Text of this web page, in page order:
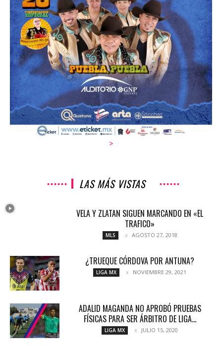
>
LAS MÁS VISTAS
VELA Y ZLATAN SIGUEN MARCANDO EN «EL
TRAFICO»
MLS AGOSTO 27, 2018
¿TRUEQUE CÓRDOVA POR ANTUNA?
LIGA MX NOVIEMBRE 29, 2021
ADALID MAGANDA NO APROBÓ PRUEBAS
FÍSICAS PARA SER ÁRBITRO DE LIGA...
LIGA MX JULIO 15, 2020